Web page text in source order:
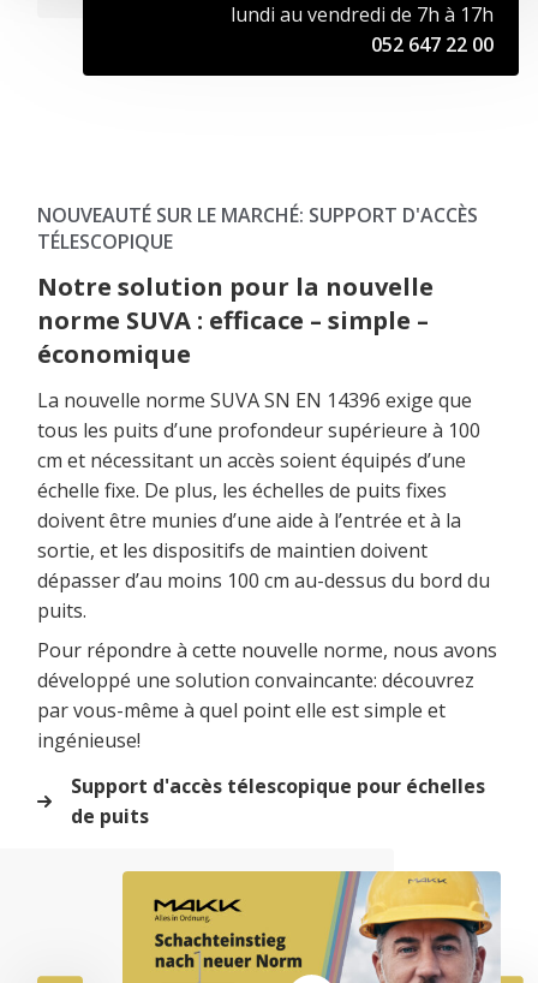
lundi au vendredi de 7h à 17h
052 647 22 00
NOUVEAUTÉ SUR LE MARCHÉ: SUPPORT D'ACCÈS
TÉLESCOPIQUE
Notre solution pour la nouvelle
norme SUVA : efficace – simple –
économique
La nouvelle norme SUVA SN EN 14396 exige que
tous les puits d’une profondeur supérieure à 100
cm et nécessitant un accès soient équipés d’une
échelle fixe. De plus, les échelles de puits fixes
doivent être munies d’une aide à l’entrée et à la
sortie, et les dispositifs de maintien doivent
dépasser d’au moins 100 cm au-dessus du bord du
puits.
Pour répondre à cette nouvelle norme, nous avons
développé une solution convaincante: découvrez
par vous-même à quel point elle est simple et
ingénieuse!
Support d'accès télescopique pour échelles
de puits